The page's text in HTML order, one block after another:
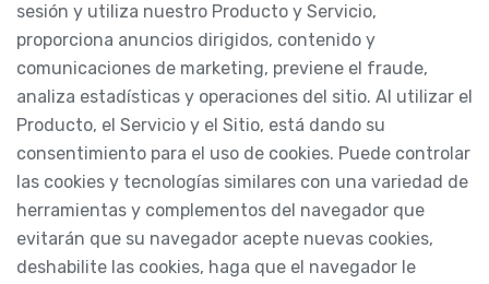
sesión y utiliza nuestro Producto y Servicio,
proporciona anuncios dirigidos, contenido y
comunicaciones de marketing, previene el fraude,
analiza estadísticas y operaciones del sitio. Al utilizar el
Producto, el Servicio y el Sitio, está dando su
consentimiento para el uso de cookies. Puede controlar
las cookies y tecnologías similares con una variedad de
herramientas y complementos del navegador que
evitarán que su navegador acepte nuevas cookies,
deshabilite las cookies, haga que el navegador le